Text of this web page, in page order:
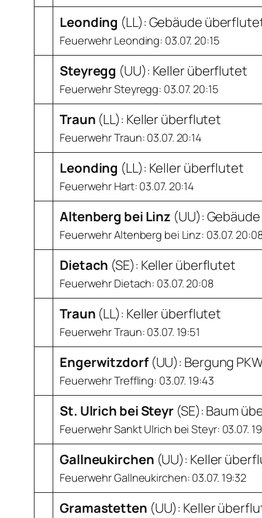
Leonding (LL): Gebäude
Feuerwehr Leonding: 03.07. 20:15
Steyregg (UU): Keller überflutet
Feuerwehr Steyregg: 03.07. 20:15
Traun (LL): Keller überflutet
Feuerwehr Traun: 03.07. 20:14
Leonding (LL): Keller überflutet
Feuerwehr Hart: 03.07. 20:14
Altenberg bei Linz (UU):
Feuerwehr Altenberg bei Linz: 03.07.
Dietach (SE): Keller überflutet
Feuerwehr Dietach: 03.07. 20:08
Traun (LL): Keller überflutet
Feuerwehr Traun: 03.07. 19:51
Engerwitzdorf(UU): Bergung
Feuerwehr Treffling: 03.07. 19:43
St. Ulrich bei Steyr (SE): Baum
Feuerwehr Sankt Ulrich bei Steyr: 03.07.
Gallneukirchen (UU): Keller
Feuerwehr Gallneukirchen: 03.07. 19:32
Gramastetten (UU): Keller